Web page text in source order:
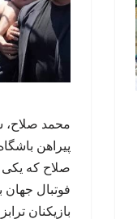
محمد صلاح،
پیراهن
صلاح که یکی
فوتبال
بازیکنان